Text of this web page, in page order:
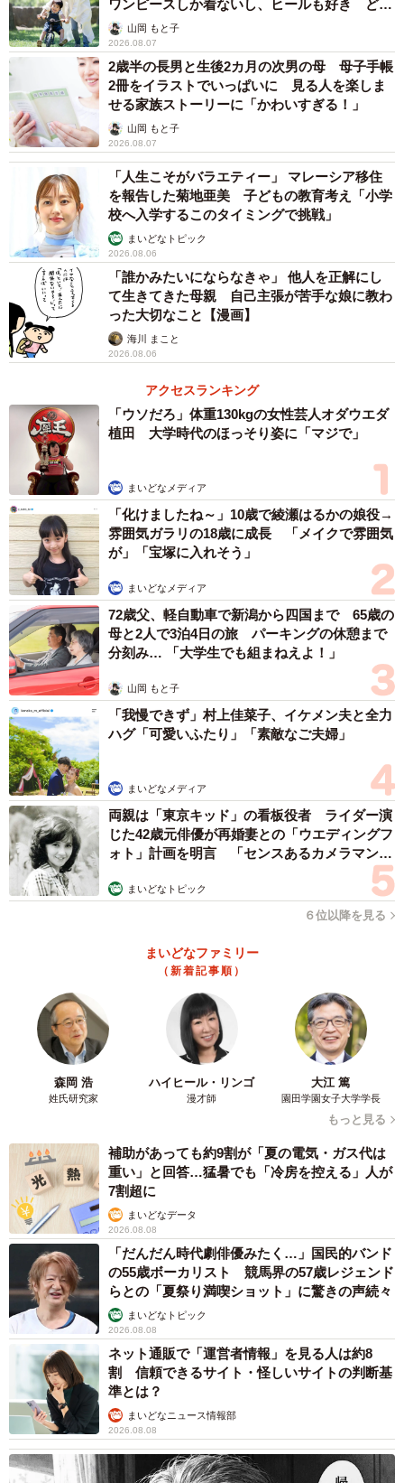
ワンピースしか着ないし、ヒールも好き どの
へんが…
山岡 もと子
2026.08.07
2歳半の長男と生後2カ月の次男の母 母子手帳
2冊をイラストでいっぱいに 見る人を楽しま
せる家族ストーリーに「かわいすぎる！」
山岡 もと子
2026.08.07
「人生こそがバラエティー」 マレーシア移住
を報告した菊地亜美 子どもの教育考え「小学
校へ入学するこのタイミングで挑戦」
まいどなトピック
2026.08.06
「誰かみたいにならなきゃ」 他人を正解にし
て生きてきた母親 自己主張が苦手な娘に教わ
った大切なこと【漫画】
海川 まこと
2026.08.06
アクセスランキング
「ウソだろ」体重130kgの女性芸人オダウエダ
植田 大学時代のほっそり姿に「マジで」
まいどなメディア
「化けましたね～」10歳で綾瀬はるかの娘役→
雰囲気ガラリの18歳に成長 「メイクで雰囲気
が」「宝塚に入れそう」
まいどなメディア
72歳父、軽自動車で新潟から四国まで 65歳の
母と2人で3泊4日の旅 パーキングの休憩まで
分刻み… 「大学生でも組まねえよ！」
山岡 もと子
「我慢できず」村上佳菜子、イケメン夫と全力
ハグ「可愛いふたり」「素敵なご夫婦」
まいどなメディア
両親は「東京キッド」の看板役者 ライダー演
じた42歳元俳優が再婚妻との「ウエディングフ
ォト」計画を明言 「センスあるカメラマン求
まいどなトピック
６位以降を見る
まいどなファミリー
（新着記事順）
森岡 浩
姓氏研究家
ハイヒール・リンゴ
漫才師
大江 篤
園田学園女子大学学長
もっと見る
補助があっても約9割が「夏の電気・ガス代は
重い」と回答…猛暑でも「冷房を控える」人が
7割超に
まいどなデータ
2026.08.08
「だんだん時代劇俳優みたく…」国民的バンド
の55歳ボーカリスト 競馬界の57歳レジェンド
らとの「夏祭り満喫ショット」に驚きの声続々
まいどなトピック
2026.08.08
ネット通販で「運営者情報」を見る人は約8
割 信頼できるサイト・怪しいサイトの判断基
準とは？
まいどなニュース情報部
2026.08.08